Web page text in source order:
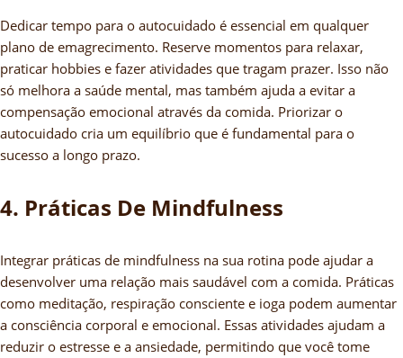
Dedicar tempo para o autocuidado é essencial em qualquer
plano de emagrecimento. Reserve momentos para relaxar,
praticar hobbies e fazer atividades que tragam prazer. Isso não
só melhora a saúde mental, mas também ajuda a evitar a
compensação emocional através da comida. Priorizar o
autocuidado cria um equilíbrio que é fundamental para o
sucesso a longo prazo.
4. Práticas De Mindfulness
Integrar práticas de mindfulness na sua rotina pode ajudar a
desenvolver uma relação mais saudável com a comida. Práticas
como meditação, respiração consciente e ioga podem aumentar
a consciência corporal e emocional. Essas atividades ajudam a
reduzir o estresse e a ansiedade, permitindo que você tome